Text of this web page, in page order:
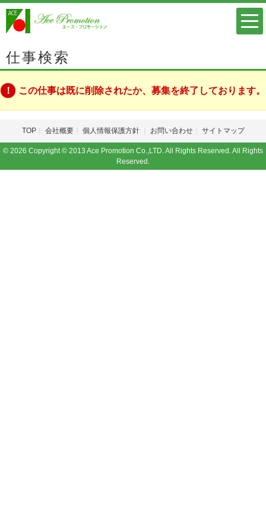
仕事検索
この仕事は既に削除されたか、募集を終了しております。
TOP 会社概要 個人情報保護方針 お問い合わせ サイトマップ
© 2026 Copyright © 2013 Ace Promotion Co.,LTD. All Rights Reserved. All Rights
Reserved.